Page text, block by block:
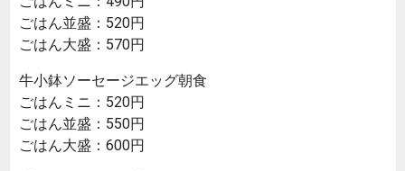
ごはん並盛：520円
ごはん大盛：570円
牛小鉢ソーセージエッグ朝食
ごはんミニ：520円
ごはん並盛：550円
ごはん大盛：600円